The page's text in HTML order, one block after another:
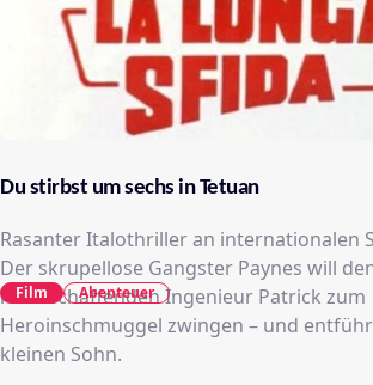
Du stirbst um sechs in Tetuan
Rasanter Italothriller an internationalen
Der skrupellose Gangster Paynes will
rechtschaffenden Ingenieur Patrick zum
Heroinschmuggel zwingen – und
kleinen Sohn.
Film Abenteuer